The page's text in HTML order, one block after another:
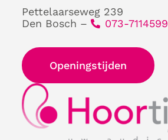
Pettelaarseweg 239
Den Bosch –
073-7114599
Openingstijden